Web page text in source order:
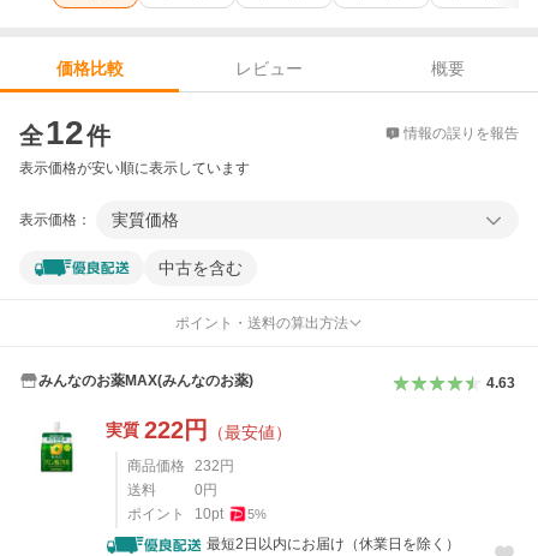
価格比較 レビュー
概要
全12件 情報の誤りを報告
表示価格が安い順に表示しています
表示価格： 実質価格
中古を含む
ポイント・送料の算出方法
みんなのお薬MAX(みんなのお薬) 4.63
実質 222円 （最安値）
商品価格 232 円
送料
0 円
ポイント
10pt 5%
最短2日以内にお届け（休業日を除く）